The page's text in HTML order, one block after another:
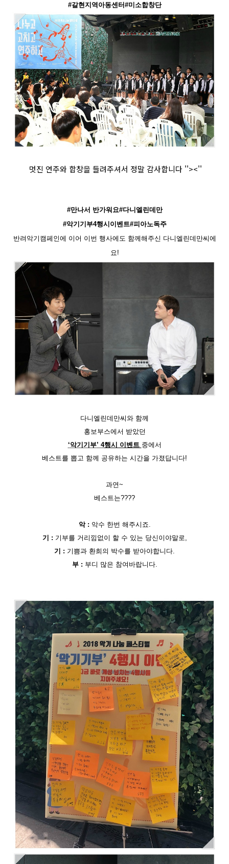
#갈현지역아동센터#미소합창단
멋진 연주와 합창을 들려주셔서 정말 감사합니다 ''><''
#만나서 반가워요#다니엘린데만
#악기기부4행시이벤트#피아노독주
반려악기캠페인에 이어 이번 행사에도 함께해주신 다니엘린데만씨에
요!
다니엘린데만씨와 함께
홍보부스에서 받았던
‘악기기부’ 4행시 이벤트 중에서
베스트를 뽑고 함께 공유하는 시간을 가졌답니다!
과연~
베스트는????
악: 악수 한번 해주시죠.
기 : 기부를 거리낌없이 할 수 있는 당신이야말로,
기
: 기쁨과 환희의 박수를 받아야합니다.
부: 부디 많은 참여바랍니다.